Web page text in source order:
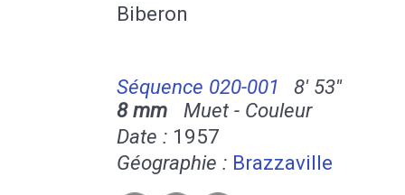
Biberon
Séquence 020-001
8' 53''
8 mm Muet - Couleur
Date : 1957
Géographie : Brazzaville